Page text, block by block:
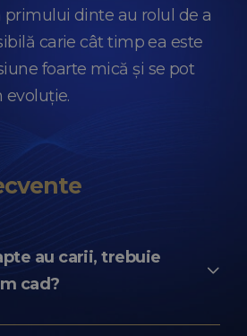
primului dinte au rolul de a
carie cât timp ea este
foarte mică și se pot
evoluție.
au carii, trebuie
cad?